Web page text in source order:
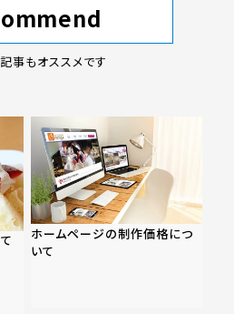
事もオススメです
ホームページの制作価格につ
いて